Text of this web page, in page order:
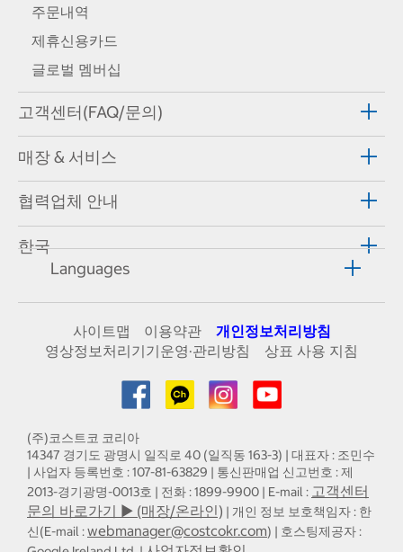
주문내역
제휴신용카드
글로벌 멤버십
고객센터(FAQ/문의)
매장 & 서비스
협력업체 안내
한국
Languages
사이트맵 이용약관
개인정보처리방침
영상정보처리기기운영·관리방침
상표 사용 지침
(주)코스트코 코리아
14347 경기도 광명시 일직로 40 (일직동 163-3) | 대표자 : 조민수
| 사업자 등록번호 : 107-81-63829 | 통신판매업 신고번호 : 제
2013-경기광명-0013호 | 전화 : 1899-9900 | E-mail : 고객센터
문의 바로가기 ▶ (매장/온라인) | 개인 정보 보호책임자 : 한
신(E-mail :webmanager@costcokr.com) | 호스팅제공자 :